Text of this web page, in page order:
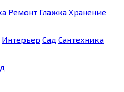
Ремонт Глажка Хранение
Интерьер Сад Сантехника